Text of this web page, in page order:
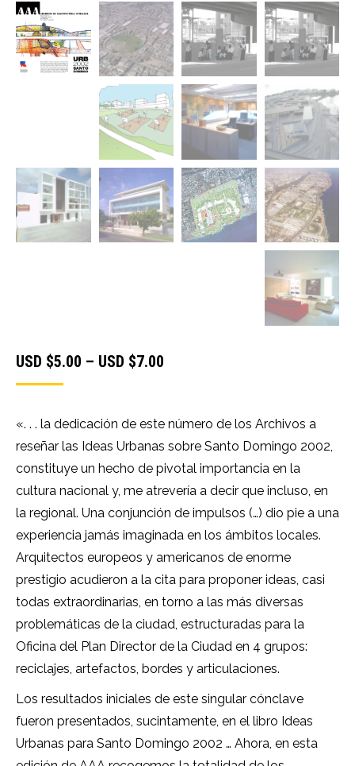
USD $5.00 – USD $7.00
$5.00
through
$7.00
«. . . la dedicación de este número de los Archivos a
reseñar las Ideas Urbanas sobre Santo Domingo 2002,
constituye un hecho de pivotal importancia en la
cultura nacional y, me atrevería a decir que incluso, en
la regional. Una conjunción de impulsos (…) dio pie a una
experiencia jamás imaginada en los ámbitos locales.
Arquitectos europeos y americanos de enorme
prestigio acudieron a la cita para proponer ideas, casi
todas extraordinarias, en torno a las más diversas
problemáticas de la ciudad, estructuradas para la
Oficina del Plan Director de la Ciudad en 4 grupos:
reciclajes, artefactos, bordes y articulaciones.
Los resultados iniciales de este singular cónclave
fueron presentados, sucintamente, en el libro Ideas
Urbanas para Santo Domingo 2002 … Ahora, en esta